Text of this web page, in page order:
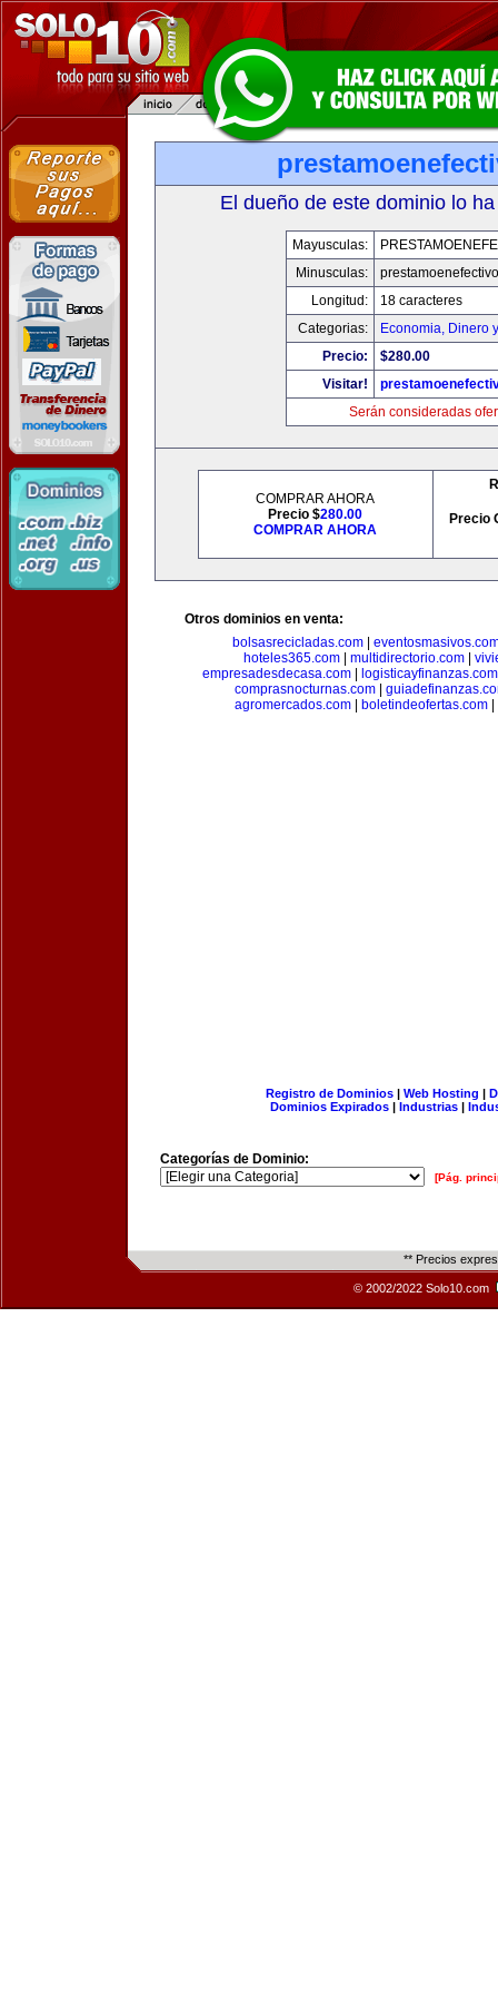
El dueño de este dominio lo
Mayusculas:
Minusculas:
Longitud:
18 caracteres
Categorias:
Economia, Dinero
Precio:
$280.00
Visitar!
Serán consideradas
COMPRAR AHORA
Precio $280.00
COMPRAR AHORA
Precio
Otros dominios en venta:
bolsasrecicladas.com|
hoteles365.com
multidirectorio.com
empresadesdecasa.com
logisticayfinanzas.com
comprasnocturnas.com
agromercados.com
boletindeofertas.com
Registro de Dominios| Web Hosting |
Dominios Expirados | Industrias |
Categorías de Dominio:
[Pág.
** Precios
© 2002/2022 Solo10.com